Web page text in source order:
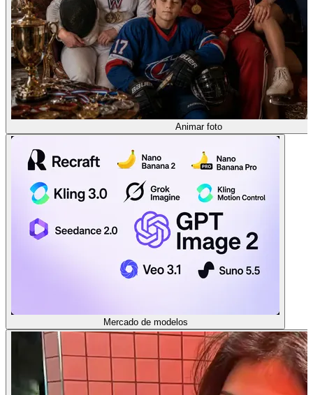
Animar foto
Mercado de modelos